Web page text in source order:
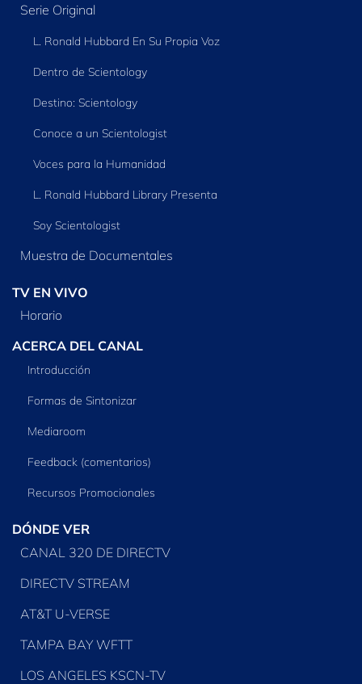
Serie Original
L. Ronald Hubbard En Su Propia Voz
Dentro de Scientology
Destino: Scientology
Conoce a un Scientologist
Voces para la Humanidad
L. Ronald Hubbard Library Presenta
Soy Scientologist
Muestra de Documentales
TV EN VIVO
Horario
ACERCA DEL CANAL
Introducción
Formas de Sintonizar
Mediaroom
Feedback (comentarios)
Recursos Promocionales
DÓNDE VER
CANAL 320 DE DIRECTV
DIRECTV STREAM
AT&T U-VERSE
TAMPA BAY WFTT
LOS ANGELES KSCN-TV